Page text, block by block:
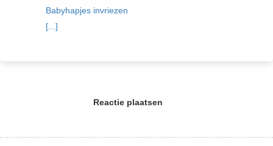
Babyhapjes invriezen
[...]
Reactie plaatsen